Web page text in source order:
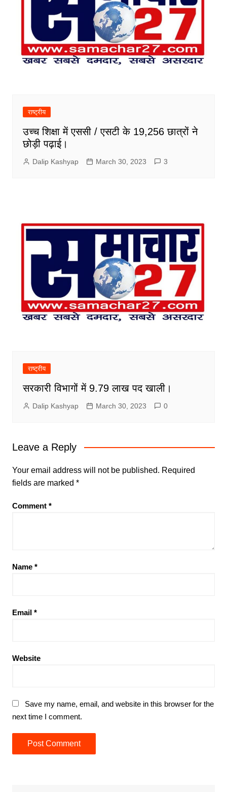
राष्ट्रीय
उच्च शिक्षा में एससी / एसटी के 19,256 छात्रों ने
छोड़ी पढ़ाई।
Dalip Kashyap March 30, 2023 3
राष्ट्रीय
सरकारी विभागों में 9.79 लाख पद खाली।
Dalip Kashyap March 30, 2023 0
Leave a Reply
Your email address will not be published. Required
fields are marked *
Comment *
Name *
Email *
Website
Save my name, email, and website in this browser for the
next time I comment.